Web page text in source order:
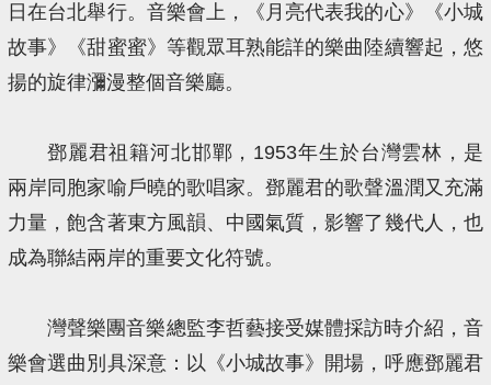
日在台北舉行。音樂會上，《月亮代表我的心》《小城
故事》《甜蜜蜜》等觀眾耳熟能詳的樂曲陸續響起，悠
揚的旋律瀰漫整個音樂廳。
鄧麗君祖籍河北邯鄲，1953年生於台灣雲林，是
兩岸同胞家喻戶曉的歌唱家。鄧麗君的歌聲溫潤又充滿
力量，飽含著東方風韻、中國氣質，影響了幾代人，也
成為聯結兩岸的重要文化符號。
灣聲樂團音樂總監李哲藝接受媒體採訪時介紹，音
樂會選曲別具深意：以《小城故事》開場，呼應鄧麗君